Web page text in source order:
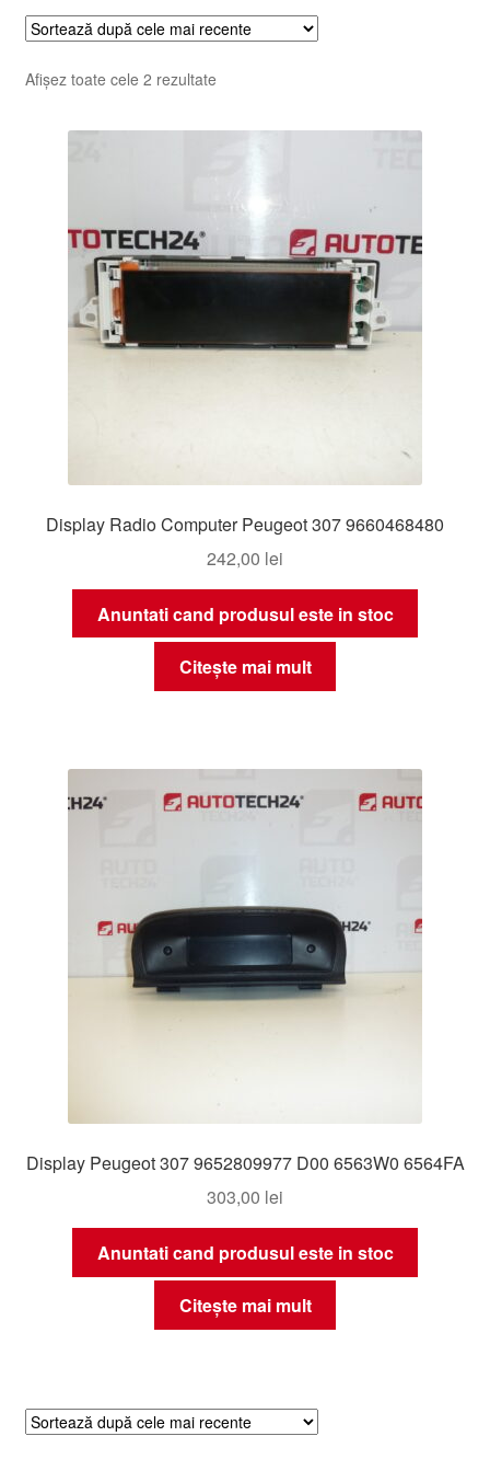
Afișez toate cele 2 rezultateSortat
cele
Display Radio Computer Peugeot 307 9660468480
242,00 lei
Anuntati cand produsul este in stoc
Citește mai mult
Display Peugeot 307 9652809977 D00 6563W0 6564FA
303,00 lei
Anuntati cand produsul este in stoc
Citește mai mult